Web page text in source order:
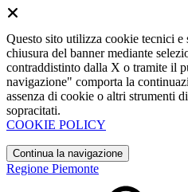
Questo sito utilizza cookie tecnici
chiusura del banner mediante
contraddistinto dalla X o tramite il
navigazione" comporta la
assenza di cookie o altri strumenti
sopracitati.
COOKIE POLICY
Continua la navigazione
Regione Piemonte